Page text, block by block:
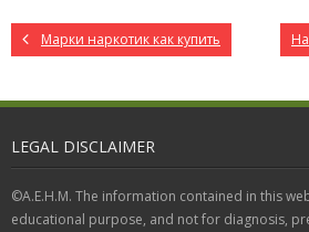
Марки наркотик как купить
LEGAL DISCLAIMER
©A.E.H.M. The information contained in this
educational purpose, and not for diagnosis,